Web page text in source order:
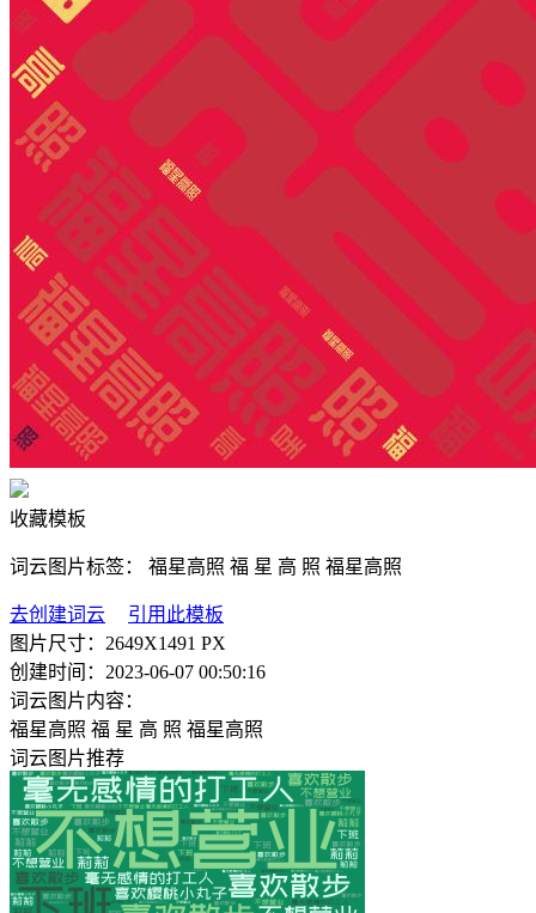
收藏模板
词云图片标签： 福星高照 福 星 高 照 福星高照
去创建词云
引用此模板
图片尺寸： 2649X1491 PX
创建时间： 2023-06-07 00:50:16
词云图片内容：
福星高照 福 星 高 照 福星高照
词云图片推荐